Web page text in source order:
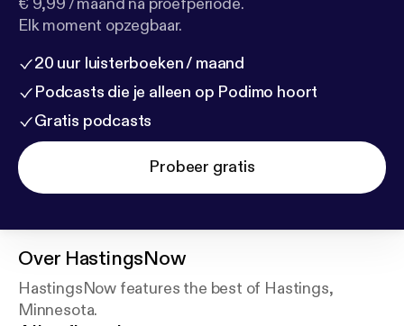
Elk moment opzegbaar.
20 uur luisterboeken / maand
Podcasts die je alleen op Podimo hoort
Gratis podcasts
Probeer gratis
Over HastingsNow
HastingsNow features the best of Hastings,
Minnesota.